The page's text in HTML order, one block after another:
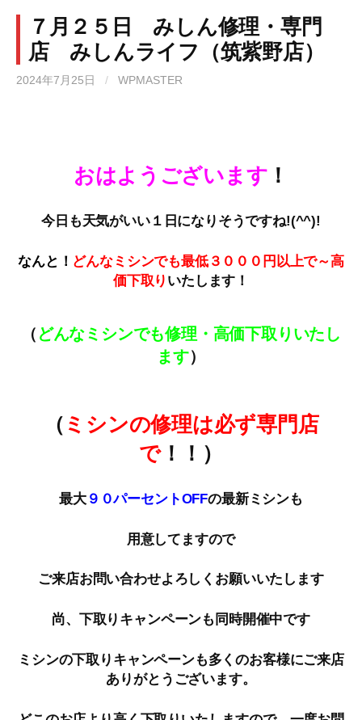
７月２５日 みしん修理・専門
店 みしんライフ（筑紫野店）
2024年7月25日 / WPMASTER
おはようございます ！
今日も天気がいい１日になりそうですね!(^^)!
なんと！ どんなミシンでも最低３０００円以上で～高
価下取り いたします！
（ どんなミシンでも修理・高価下取りいたし
ます）
（ ミシンの修理は必ず専門店
で！！）
最大９０パーセントOFFの最新ミシンも
用意してますので
ご来店お問い合わせよろしくお願いいたします
尚、下取りキャンペーンも同時開催中です
ミシンの下取りキャンペーンも多くのお客様にご来店
ありがとうございます。